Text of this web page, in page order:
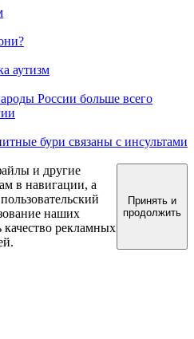
аутизм
России больше всего
бури связаны с инсультами
и другие
в навигации, а
наших
рекламных
Принять и
продолжить